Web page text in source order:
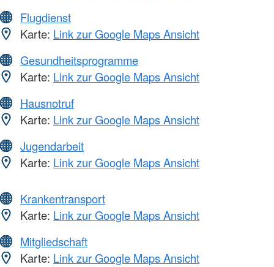
Flugdienst
Karte: Link zur Google Maps Ansicht
Gesundheitsprogramme
Karte: Link zur Google Maps Ansicht
Hausnotruf
Karte: Link zur Google Maps Ansicht
Jugendarbeit
Karte: Link zur Google Maps Ansicht
Krankentransport
Karte: Link zur Google Maps Ansicht
Mitgliedschaft
Karte: Link zur Google Maps Ansicht